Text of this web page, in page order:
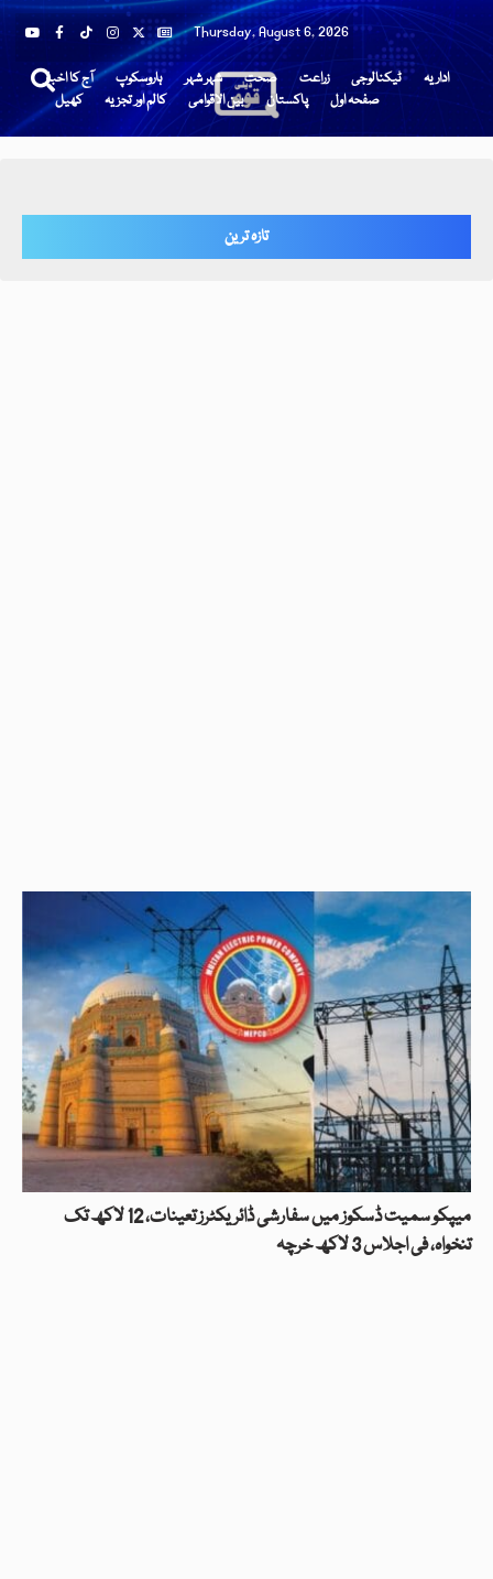
Thursday, August 6, 2026
آج کا اخبار ہاروسکوپ شہر شہر صحت زراعت ٹیکنالوجی
اداریہ
کھیل
کالم اور تجزیہ بین الاقوامی پاکستان صفحہ اول
تازہ ترین
میپکو سمیت ڈسکوز میں سفارشی ڈائریکٹرز تعینات، 12 لاکھ تک
تنخواہ، فی اجلاس 3 لاکھ خرچہ